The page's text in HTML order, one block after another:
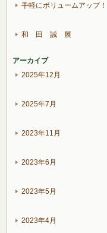
手軽にボリュームアップ！
和 田 誠 展
アーカイブ
2025年12月
2025年7月
2023年11月
2023年6月
2023年5月
2023年4月